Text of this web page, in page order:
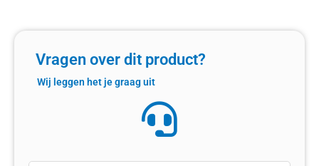
Vragen over dit product?
Wij leggen het je graag uit